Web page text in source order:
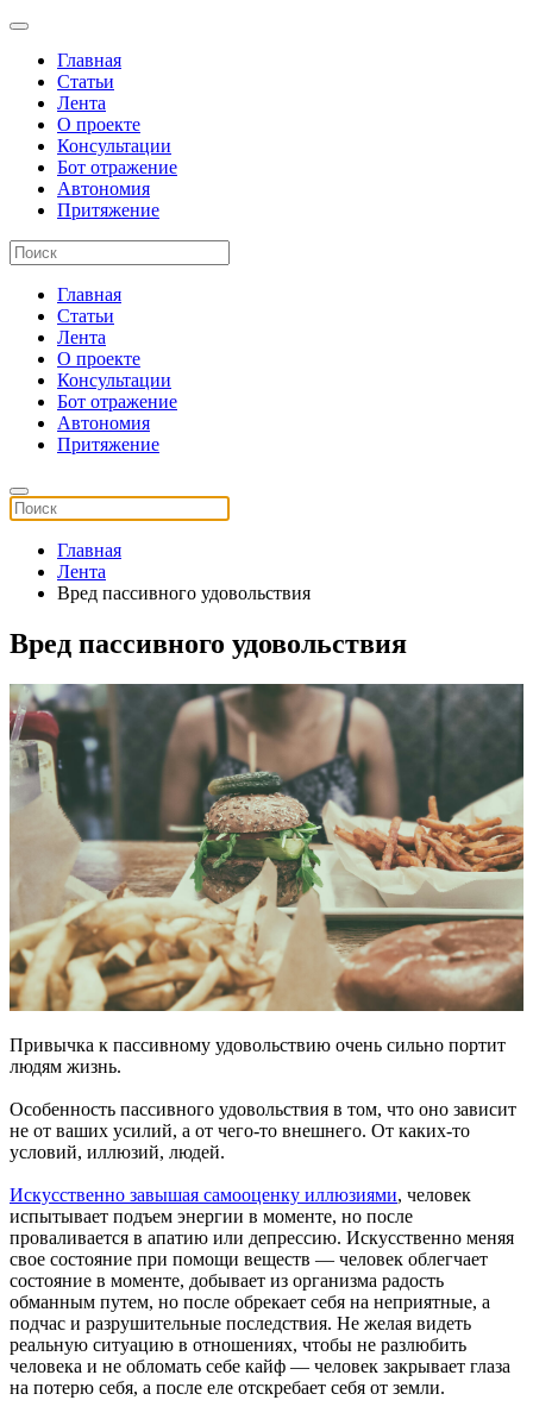
Главная
Статьи
Лента
О проекте
Консультации
Бот отражение
Автономия
Притяжение
Главная
Статьи
Лента
О проекте
Консультации
Бот отражение
Автономия
Притяжение
Главная
Лента
Вред пассивного удовольствия
Вред пассивного удовольствия
Привычка к пассивному удовольствию очень сильно портит
людям жизнь.
Особенность пассивного удовольствия в том, что оно зависит
не от ваших усилий, а от чего-то внешнего. От каких-то
условий, иллюзий, людей.
Искусственно завышая самооценку иллюзиями, человек
испытывает подъем энергии в моменте, но после
проваливается в апатию или депрессию. Искусственно меняя
свое состояние при помощи веществ — человек облегчает
состояние в моменте, добывает из организма радость
обманным путем, но после обрекает себя на неприятные, а
подчас и разрушительные последствия. Не желая видеть
реальную ситуацию в отношениях, чтобы не разлюбить
человека и не обломать себе кайф — человек закрывает глаза
на потерю себя, а после еле отскребает себя от земли.